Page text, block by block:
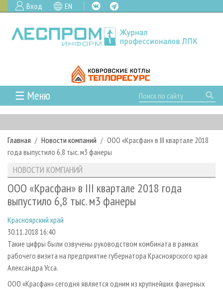
Вход EN
☰ Меню
ГЛАВНАЯ
РУБРИКИ И ТЕМЫ
РУБРИКИ ЖУРНАЛА
ЛЕСНОЕ ХОЗЯЙСТВО
ЛЕСОЗАГОТОВКА
ЛЕСОПИЛЕНИЕ
СУШКА ДРЕВЕСИНЫ
ПРОИЗВОДСТВО ДРЕВЕСНЫХ ПЛИТ
ДЕРЕВЯННОЕ ДОМОСТРОЕНИЕ
ПРОИЗВОДСТВО МЕБЕЛИ
НОВОСТИ
КАЛЕНДАРЬ СОБЫТИЙ
НОВОСТИ ЛПК
НОВОСТИ ЖУРНАЛА
ПРОЕКТЫ ЛПИ
АНАЛИТИКА
ПРЕДПРИЯТИЯ ЛПК
ПЕРСОНЫ
МОБИЛЬНЫЕ ВЫСТАВКИ
ОФИЦИАЛЬНЫЕ ДЕЛЕГАЦИИ
ПРИОРИТЕТНЫЕ ИНВЕСТПРОЕКТЫ
АРХИВ
АРХИВ ЖУРНАЛОВ
О ЖУРНАЛЕ
ПОДПИСКА
КОНТАКТЫ
РЕКЛАМОДАТЕЛЯМ
РЕКЛАМА
РЕКЛАМА НА САЙТЕ
Главная Новости компаний
ООО «Красфан» в III квартале 2018
года выпустило 6,8 тыс. м3 фанеры
НОВОСТИ КОМПАНИЙ
ООО «Красфан» в III квартале 2018 года
выпустило 6,8 тыс. м3 фанеры
Красноярский край
30.11.2018 16:40
Такие цифры были озвучены руководством комбината в рамках
рабочего визита на предприятие губернатора Красноярского края
Александра Усса.
ООО «Красфан» сегодня является одним из крупнейших фанерных